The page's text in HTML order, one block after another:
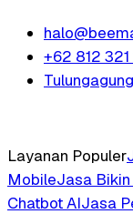
+62 812 321
Layanan Populer
MobileJasa
Chatbot AIJasa